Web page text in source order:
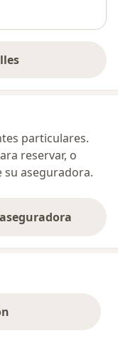
particulares.
reservar, o
su aseguradora.